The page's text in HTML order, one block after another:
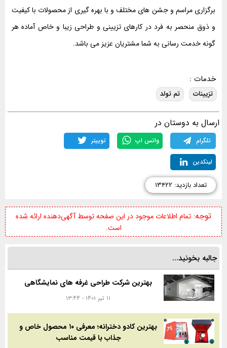
برگزاری مراسم و جشن های مختلف و با بهره گیری از محصولات با کیفیت
و ذوق منحصر به فرد در کارهای تزیینی و طراحی زیبا و خاص آماده هر
گونه خدمت رسانی به شما مشتریان عزیز می باشد.
خدمات :
تزیینات تم تولد
ارسال به دوستان در
تلگرام واتس اپ توییتر
لینکدین
تعداد بازدید: ۱۳۴۲۲
توجه: تمام اطلاعات موجود در این صفحه توسط آگهی‌دهنده ارائه شده
است.
جالبه بخونید...
بهترین شرکت طراحی غرفه های نمایشگاهی
۱۱ تیر ۱۴۰۱ - ۱۳:۴۴
بهترین کادو دخترانه؛ معرفی ۱۰ محصول خاص و
جذاب با قیمت مناسب